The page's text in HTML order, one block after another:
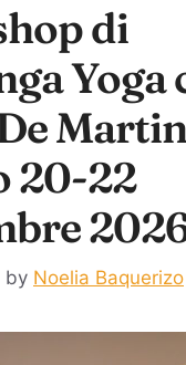
di
Yoga
20-22
by Noelia Baquerizo